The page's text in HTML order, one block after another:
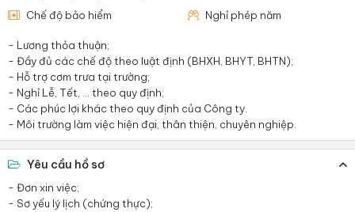
Chế độ bảo hiểm Nghỉ phép năm
- Lương thỏa thuận;
- Đầy đủ các chế độ theo luật định (BHXH, BHYT, BHTN);
- Hỗ trợ cơm trưa tại trường;
- Nghỉ Lễ, Tết, … theo quy định;
- Các phúc lợi khác theo quy định của Công ty.
- Môi trường làm việc hiện đại, thân thiện, chuyên nghiệp.
Yêu cầu hồ sơ
- Đơn xin việc;
- Sơ yếu lý lịch (chứng thực);